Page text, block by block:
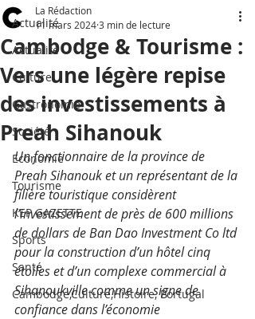
Actualité
Actualité
Culture
Gastronomie
Société
Economie
Tourisme
KEP GAZETTE
Sports
Santé
Cambodge,Culture,Histoire, Portugal
Cambodge & Tourisme :
Vers une légère repise
des investissements à
Preah Sihanouk
La Rédaction
11 mars 20243 min de lecture
Un fonctionnaire de la province de
Preah Sihanouk et un représentant de la
filière touristique considèrent
l’investissement de près de 600 millions
de dollars de Ban Dao Investment Co ltd
pour la construction d’un hôtel cinq
étoiles et d’un complexe commercial à
Sihanoukville comme un signe de
confiance dans l’économie